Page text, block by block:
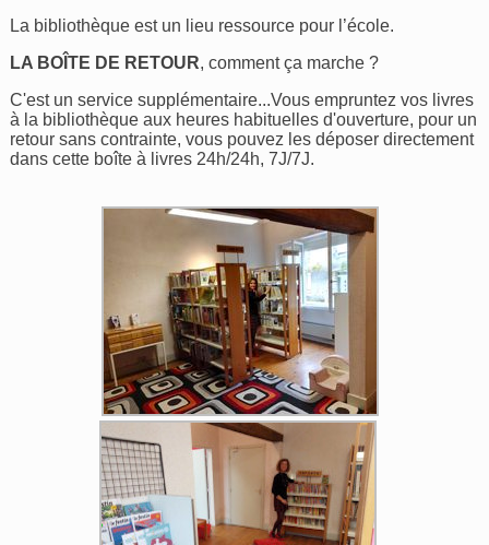
La bibliothèque est un lieu ressource pour l’école.
LA BOÎTE DE RETOUR, comment ça marche ?
C'est un service supplémentaire...Vous empruntez vos livres
à la bibliothèque aux heures habituelles d'ouverture, pour un
retour sans contrainte, vous pouvez les déposer directement
dans cette boîte à livres 24h/24h, 7J/7J.